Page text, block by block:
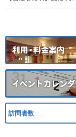
訪問者数